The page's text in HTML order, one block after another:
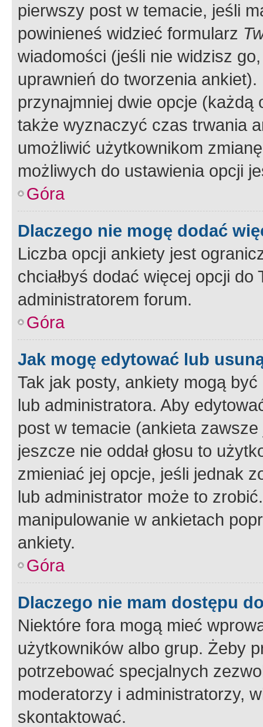
pierwszy post w temacie, jeśli
powinieneś widzieć formularz
wiadomości (jeśli nie widzisz
uprawnień do tworzenia
przynajmniej dwie opcje
także wyznaczyć czas trwania
umożliwić użytkownikom
możliwych do ustawienia opcji
Góra
Dlaczego nie mogę dodać
Liczba opcji ankiety jest
chciałbyś dodać więcej opcji
administratorem forum.
Góra
Jak mogę edytować lub
Tak jak posty, ankiety mogą
lub administratora. Aby
post w temacie (ankieta
jeszcze nie oddał głosu to
zmieniać jej opcje, jeśli jednak
lub administrator może to
manipulowanie w ankietach
ankiety.
Góra
Dlaczego nie mam dostępu
Niektóre fora mogą mieć
użytkowników albo grup. Żeby
potrzebować specjalnych
moderatorzy i administratorzy,
skontaktować.